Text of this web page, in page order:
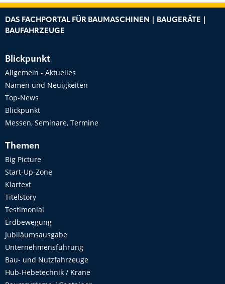
DAS FACHPORTAL FÜR BAUMASCHINEN | BAUGERÄTE |
BAUFAHRZEUGE
Blickpunkt
Allgemein - Aktuelles
Namen und Neuigkeiten
Top-News
Blickpunkt
Messen, Seminare, Termine
Themen
Big Picture
Start-Up-Zone
Klartext
Titelstory
Testimonial
Erdbewegung
Jubiläumsausgabe
Unternehmensführung
Bau- und Nutzfahrzeuge
Hub-Hebetechnik / Krane